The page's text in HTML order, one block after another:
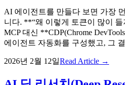
AI 에이전트를 만들다 보면 가장
니다. **“왜 이렇게 토큰이 많이
MCP 대신 **CDP(Chrome
에이전트 자동화를 구성했고, 그
2026년 2월 12일Read Article →